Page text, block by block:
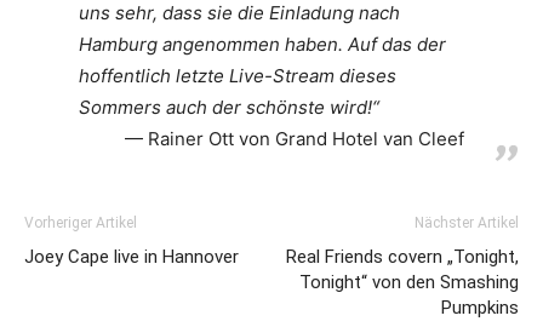
uns sehr, dass sie die Einladung nach
Hamburg angenommen haben. Auf das der
hoffentlich letzte Live-Stream dieses
Sommers auch der schönste wird!“
Rainer Ott von Grand Hotel van Cleef
Vorheriger Artikel
Joey Cape live in Hannover
Nächster Artikel
Real Friends covern „Tonight,
Tonight“ von den Smashing
Pumpkins